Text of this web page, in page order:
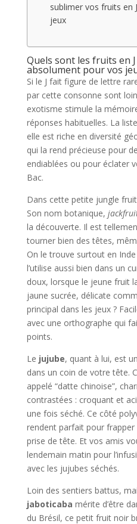
sublimer vos fruits en
jeux
Quels sont les fruits en
absolument pour vos
Si le J fait figure de lettre
par cette consonne sont
exotisme stimule la
réponses habituelles. La
elle est riche en diversité
qui la rend précieuse pour
endiablées ou pour éclater
Bac.
Dans cette petite jungle
Son nom botanique,
la découverte. Il est
tourner bien des têtes,
On le trouve surtout en
l’utilise aussi bien dans un
doux, lorsque le jeune fruit
jaune sucrée, délicate
principal dans les jeux ?
avec une orthographe qui
points.
Le jujube, quant à lui, est
dans un coin de votre tête.
appelé “datte chinoise”,
contrastées : croquant et
une fois séché. Ce côté
rendent parfait pour frapper
prise de tête. Et vos amis
lendemain matin pour
avec les jujubes séchés.
Loin des sentiers battus,
jaboticaba mérite d’être
du Brésil, ce petit fruit noir